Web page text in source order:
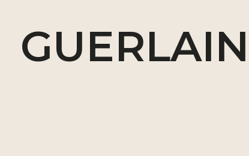
GUERLAIN